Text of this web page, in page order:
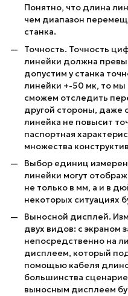
Понятно, что длина
чем диапазон
станка.
Точность. Точность
линейки должна
допустим у станка
линейки +-50 мк, то
сможем отследить
другой стороны, даже
линейка не повысит
паспортная
множества
Выбор единиц
линейки могут
не только в мм, а и в
некоторых ситуациях
Выносной дисплей.
двух видов: с экраном
непосредственно на
дисплеем, который
помощью кабеля
большинства
выносным дисплеем